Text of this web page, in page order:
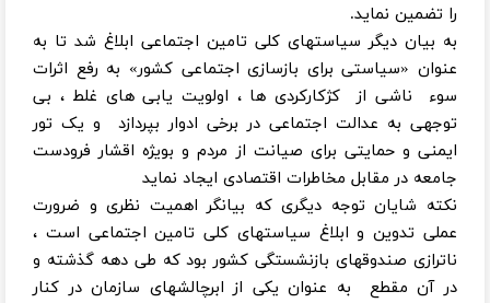
را تضمین نماید.
به بیان دیگر سیاستهای کلی تامین اجتماعی ابلاغ شد تا به
عنوان «سیاستی برای بازسازی اجتماعی کشور» به رفع اثرات
سوء ناشی از کژکارکردی ها ، اولویت یابی های غلط ، بی
توجهی به عدالت اجتماعی در برخی ادوار بپردازد و یک تور
ایمنی و حمایتی برای صیانت از مردم و بویژه اقشار فرودست
جامعه در مقابل مخاطرات اقتصادی ایجاد نماید
نکته شایان توجه دیگری که بیانگر اهمیت نظری و ضرورت
عملی تدوین و ابلاغ سیاستهای کلی تامین اجتماعی است ،
ناترازی صندوقهای بازنشستگی کشور بود که طی دهه گذشته و
در آن مقطع به عنوان یکی از ابرچالشهای سازمان در کنار